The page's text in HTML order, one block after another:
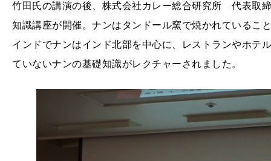
竹田氏の講演の後、株式会社カレー総合研究所 代表取
知識講座が開催。ナンはタンドール窯で焼かれているこ
インドでナンはインド北部を中心に、レストランやホテ
ていないナンの基礎知識がレクチャーされました。